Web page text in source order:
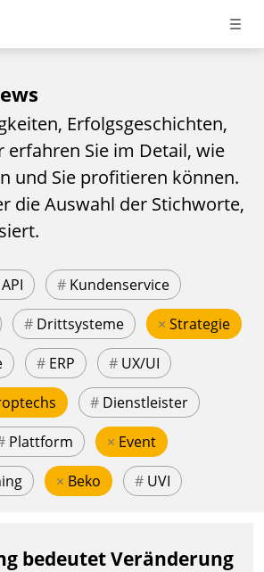
Erfolgsgeschichten,
erfahren Sie im Detail, wie
und Sie profitieren können.
die Auswahl der Stichworte,
# Kundenservice
# Drittsysteme × Strategie
# ERP # UX/UI
# Dienstleister
Plattform × Event
× Beko # UVI
bedeutet Veränderung